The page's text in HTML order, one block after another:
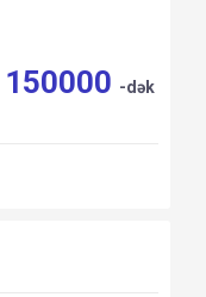
150000 -dək